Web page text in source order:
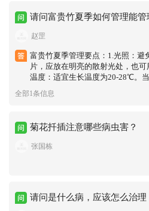
时水蒸发变少，直接补晾晒好的
请问富贵竹夏季如何管理能管
赵罡
富贵竹夏季管理要点：1.光照：避
片，应放在明亮的散射光处，也
温度：适宜生长温度为20-28℃。
必放在阴凉通风处，以防叶片焦
需增加浇水和喷雾频率。土培保持
清水。水位保持在瓶身1/3处，仅
施，夏季生长旺季可15-20天施一
在换水时滴入2-3滴专用营养液。
全部1条信息
菊花扦插注意哪些病虫害？
张国栋
请问是什么病，应该怎么治理